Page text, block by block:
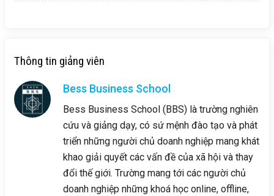
Thông tin giảng viên
Bess Business School
Bess Business School (BBS) là trường nghiên
cứu và giảng dạy, có sứ mệnh đào tạo và phát
triển những người chủ doanh nghiệp mang khát
khao giải quyết các vấn đề của xã hội và thay
đổi thế giới. Trường mang tới các người chủ
doanh nghiệp những khoá học online, offline,